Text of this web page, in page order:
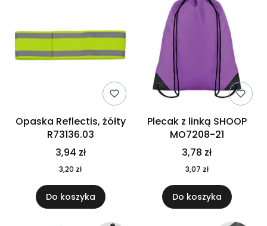
Opaska Reflectis, żółty
R73136.03
3,94 zł
3,20 zł
Do koszyka
Plecak z linką SHOOP
MO7208-21
3,78 zł
3,07 zł
Do koszyka